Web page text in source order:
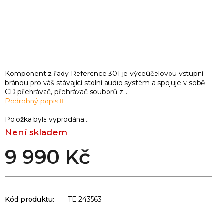
Není skladem
9 990 Kč
Položka byla vyprodána…
Kód produktu:
TE 243563
Komponent z řady Reference 301 je výceúčelovou vstupní
bránou pro váš stávající stolní audio systém a spojuje v sobě
CD přehrávač, přehrávač souborů z...
Podrobný popis